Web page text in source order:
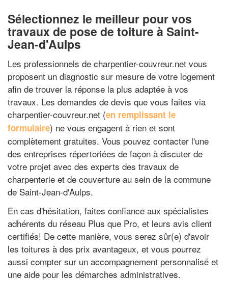
Sélectionnez le meilleur pour vos
travaux de pose de toiture à Saint-
Jean-d'Aulps
Les professionnels de charpentier-couvreur.net vous
proposent un diagnostic sur mesure de votre logement
afin de trouver la réponse la plus adaptée à vos
travaux. Les demandes de devis que vous faites via
charpentier-couvreur.net (en remplissant le
formulaire) ne vous engagent à rien et sont
complètement gratuites. Vous pouvez contacter l'une
des entreprises répertoriées de façon à discuter de
votre projet avec des experts des travaux de
charpenterie et de couverture au sein de la commune
de Saint-Jean-d'Aulps.
En cas d'hésitation, faites confiance aux spécialistes
adhérents du réseau Plus que Pro, et leurs avis client
certifiés! De cette manière, vous serez sûr(e) d'avoir
les toitures à des prix avantageux, et vous pourrez
aussi compter sur un accompagnement personnalisé et
une aide pour les démarches administratives.